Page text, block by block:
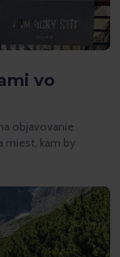
vo
objavovanie
miest, kam by